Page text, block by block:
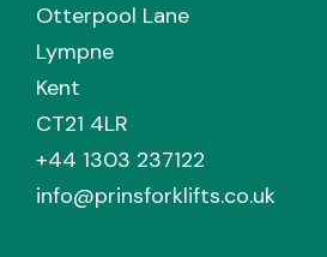
Otterpool Lane
Lympne
Kent
CT21 4LR
+44 1303 237122
info@prinsforklifts.co.uk